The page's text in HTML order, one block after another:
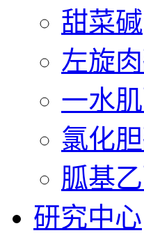
甜菜碱
左旋
一水
氯化
胍基
研究中心